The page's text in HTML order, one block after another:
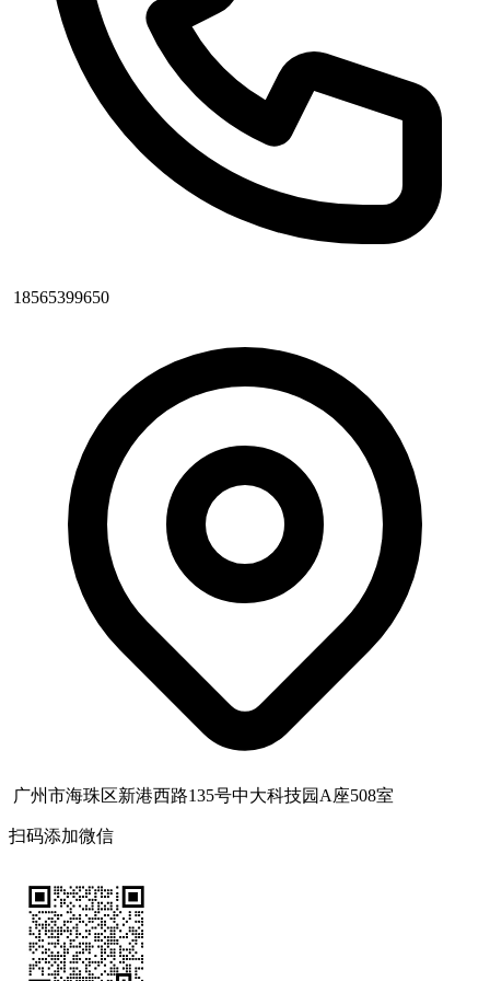
18565399650
广州市海珠区新港西路135号中大科技园A座508室
扫码添加微信